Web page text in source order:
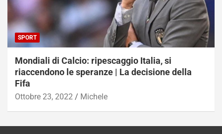
SPORT
Mondiali di Calcio: ripescaggio Italia, si
riaccendono le speranze | La decisione della
Fifa
Ottobre 23, 2022 Michele